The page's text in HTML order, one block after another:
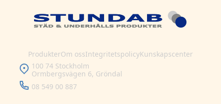
ProdukterOm ossIntegritetspolicyKunskapscenter
100 74 Stockholm
Ormbergsvägen 6, Gröndal
08 549 00 887